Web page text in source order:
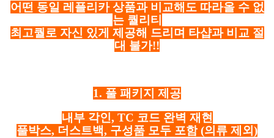
어떤 동일 레플리카 상품과 비교해도 따라올 수 없
는 퀄리티
최고퀄로 자신 있게 제공해 드리며 타샵과 비교 절
대 불가!!
1. 풀 패키지 제공
내부 각인, TC 코드 완벽 재현
풀박스, 더스트백, 구성품 모두 포함 (의류 제외)